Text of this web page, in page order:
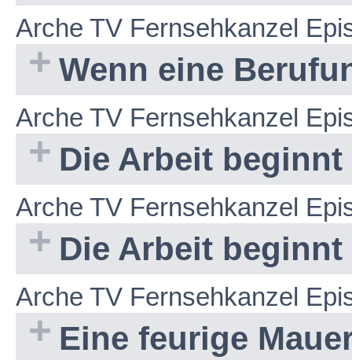
Arche TV Fernsehkanzel
Wenn eine
Arche TV Fernsehkanzel
Die Arbeit beginnt
Arche TV Fernsehkanzel
Die Arbeit beginnt
Arche TV Fernsehkanzel
Eine feurige